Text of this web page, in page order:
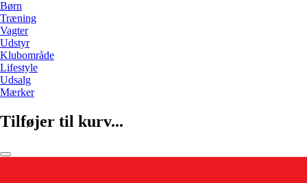
Børn
Træning
Vagter
Udstyr
Klubområde
Lifestyle
Udsalg
Mærker
Tilføjer til kurv...